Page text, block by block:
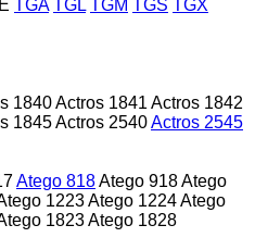
TGA TGL TGM TGS TGX
1840Actros 1841 Actros 1842
1845Actros 2540Actros 2545
Atego 818Atego 918Atego
1223Atego 1224Atego
1823Atego 1828